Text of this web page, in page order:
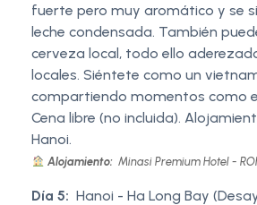
fuerte pero muy aromático y se
leche condensada. También
cerveza local, todo ello
locales. Siéntete como un
compartiendo momentos como
Cena libre (no incluida).
Hanoi.
Alojamiento: Minasi Premium Hotel -
Día 5: Hanoi - Ha Long Bay